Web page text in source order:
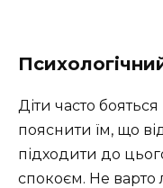
Діти часто
пояснити їм, що
підходити до
спокоєм. Не